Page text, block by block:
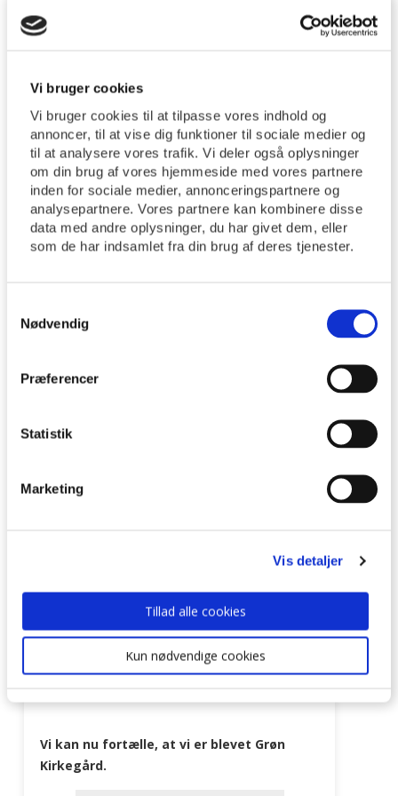
Vi bruger cookies
Vi bruger cookies til at tilpasse vores indhold og
annoncer, til at vise dig funktioner til sociale medier og
til at analysere vores trafik. Vi deler også oplysninger
om din brug af vores hjemmeside med vores partnere
inden for sociale medier, annonceringspartnere og
analysepartnere. Vores partnere kan kombinere disse
data med andre oplysninger, du har givet dem, eller
som de har indsamlet fra din brug af deres tjenester.
Nødvendig
Præferencer
Statistik
Marketing
Vis detaljer
Tillad alle cookies
Kun nødvendige cookies
Grøn Kirkegård
content/uploads/IMG_5703-scaled.jpg
04/05/2026
Vi kan nu fortælle, at vi er blevet Grøn
Kirkegård.